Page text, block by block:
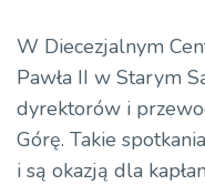
W Diecezjalnym
Pawła II w Starym
dyrektorów i
Górę. Takie
i są okazją dla